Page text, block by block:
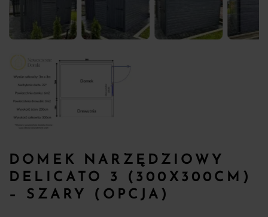
DOMEK NARZĘDZIOWY
DELICATO 3 (300X300CM)
– SZARY (OPCJA)